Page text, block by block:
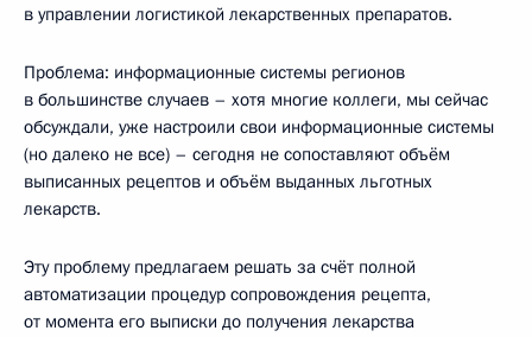
в управлении логистикой лекарственных препаратов.
Проблема: информационные системы регионов
в большинстве случаев – хотя многие коллеги, мы сейчас
обсуждали, уже настроили свои информационные системы
(но далеко не все) – сегодня не сопоставляют объём
выписанных рецептов и объём выданных льготных
лекарств.
Эту проблему предлагаем решать за счёт полной
автоматизации процедур сопровождения рецепта,
от момента его выписки до получения лекарства